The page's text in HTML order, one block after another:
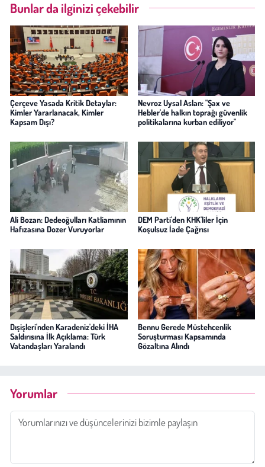
Bunlar da ilginizi çekebilir
Çerçeve Yasada Kritik Detaylar:
Kimler Yararlanacak, Kimler
Kapsam Dışı?
Nevroz Uysal Aslan: "Şax ve
Hebler'de halkın toprağı güvenlik
politikalarına kurban ediliyor"
Ali Bozan: Dedeoğulları Katliamının
Hafızasına Dozer Vuruyorlar
DEM Parti'den KHK'liler İçin
Koşulsuz İade Çağrısı
Dışişleri'nden Karadeniz'deki İHA
Saldırısına İlk Açıklama: Türk
Vatandaşları Yaralandı
Bennu Gerede Müstehcenlik
Soruşturması Kapsamında
Gözaltına Alındı
Yorumlar